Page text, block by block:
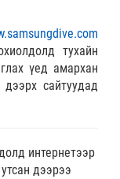
тухайн
үед амархан
сайтуудад
интернетээр
дээрээ